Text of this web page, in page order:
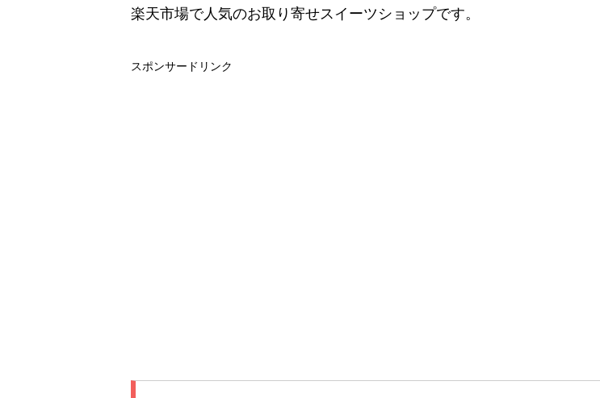
楽天市場で人気のお取り寄せスイーツショップです。
スポンサードリンク